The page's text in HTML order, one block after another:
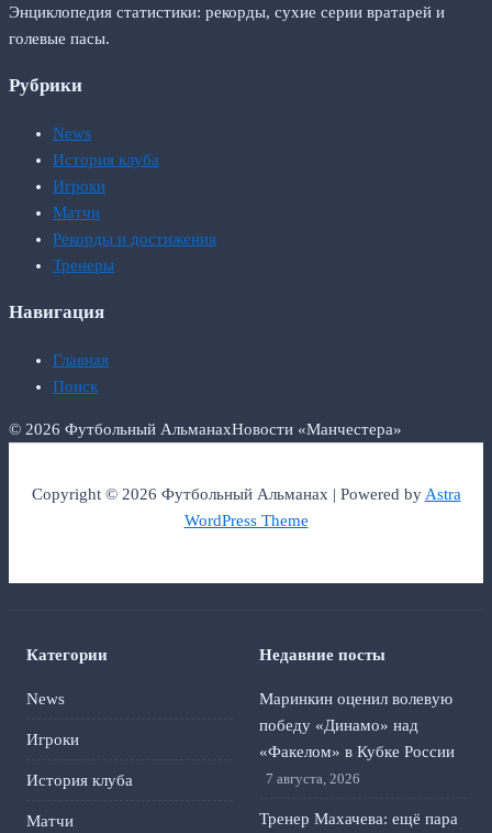
Энциклопедия статистики: рекорды, сухие серии вратарей и
голевые пасы.
Рубрики
News
История клуба
Игроки
Матчи
Рекорды и достижения
Тренеры
Навигация
Главная
Поиск
© 2026 Футбольный АльманахНовости «Манчестера»
Copyright © 2026 Футбольный Альманах | Powered byAstra
WordPress Theme
Категории
News
Игроки
История клуба
Матчи
Недавние посты
Маринкин оценил волевую
победу «Динамо» над
«Факелом» в Кубке России
7 августа, 2026
Тренер Махачева: ещё пара